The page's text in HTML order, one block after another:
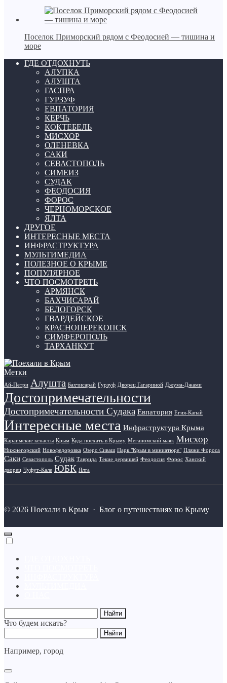
Поселок Приморский рядом с Феодосией — тишина и
море
ГДЕ ОТДОХНУТЬ
АЛУПКА
АЛУШТА
ГАСПРА
ГУРЗУФ
ЕВПАТОРИЯ
КЕРЧЬ
КОКТЕБЕЛЬ
МИСХОР
ОЛЕНЕВКА
САКИ
СЕВАСТОПОЛЬ
СИМЕИЗ
СУДАК
ФЕОДОСИЯ
ФОРОС
ЧЕРНОМОРСКОЕ
ЯЛТА
ДРУГОЕ
ИНТЕРЕСНЫЕ МЕСТА
ИНФРАСТРУКТУРА
МУЛЬТИМЕДИА
ПОЛЕЗНОЕ О КРЫМЕ
ПОПУЛЯРНОЕ
ЧТО ПОСМОТРЕТЬ
АРМЯНСК
БАХЧИСАРАЙ
БЕЛОГОРСК
ГВАРДЕЙСКОЕ
КРАСНОПЕРЕКОПСК
СИМФЕРОПОЛЬ
ТАРХАНКУТ
Метки
Ай-Петри Алушта Бахчисарай Гурзуф Дворец Гагариной Джума-Джами
Достопримечательности
Достопримечательности Судака Евпатория Егия-Капай
Интересные места Инфраструктура Крыма
Караимские кенассы Крым Куда поехать в Крыму Меганомский маяк Мисхор
Нижнегорский Новофедоровка Озеро Сиваш Парк "Крым в миниатюре" Пляжи Фороса
Саки Севастополь Судак Таврида Текие дервишей Феодосия Форос Ханский
дворец Чуфут-Кале ЮБК Ялта
© 2026 Поехали в Крым · Блог о путешествиях по Крыму
Что будем искать?
Например, город